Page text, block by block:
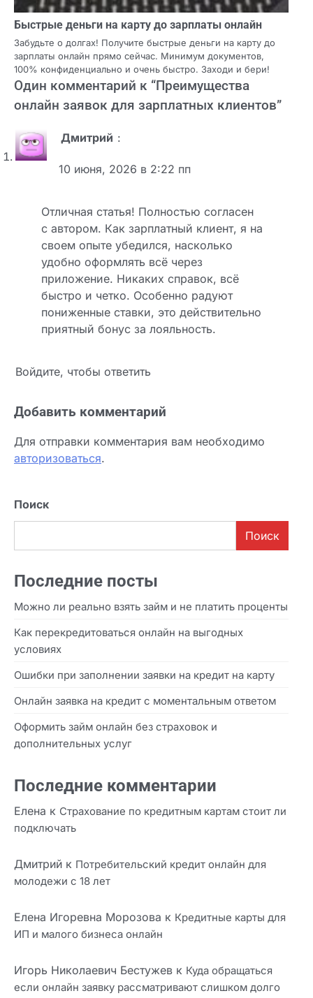
Быстрые деньги на карту до зарплаты онлайн
Забудьте о долгах! Получите быстрые деньги на карту до
зарплаты онлайн прямо сейчас. Минимум документов,
100% конфиденциально и очень быстро. Заходи и бери!
Один комментарий к “Преимущества
онлайн заявок для зарплатных клиентов”
Дмитрий :
10 июня, 2026 в 2:22 пп
Отличная статья! Полностью согласен
с автором. Как зарплатный клиент, я на
своем опыте убедился, насколько
удобно оформлять всё через
приложение. Никаких справок, всё
быстро и четко. Особенно радуют
пониженные ставки, это действительно
приятный бонус за лояльность.
Войдите, чтобы ответить
Добавить комментарий
Для отправки комментария вам необходимо
авторизоваться.
Поиск
Поиск
Последние посты
Можно ли реально взять займ и не платить проценты
Как перекредитоваться онлайн на выгодных
условиях
Ошибки при заполнении заявки на кредит на карту
Онлайн заявка на кредит с моментальным ответом
Оформить займ онлайн без страховок и
дополнительных услуг
Последние комментарии
Елена к Страхование по кредитным картам стоит ли
подключать
Дмитрий к Потребительский кредит онлайн для
молодежи с 18 лет
Елена Игоревна Морозова к Кредитные карты для
ИП и малого бизнеса онлайн
Игорь Николаевич Бестужев к Куда обращаться
если онлайн заявку рассматривают слишком долго